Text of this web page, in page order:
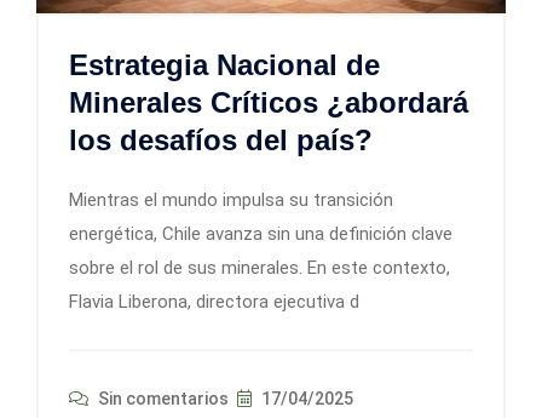
Estrategia Nacional de
Minerales Críticos ¿abordará
los desafíos del país?
Mientras el mundo impulsa su transición
energética, Chile avanza sin una definición clave
sobre el rol de sus minerales. En este contexto,
Flavia Liberona, directora ejecutiva d
Sin comentarios 17/04/2025